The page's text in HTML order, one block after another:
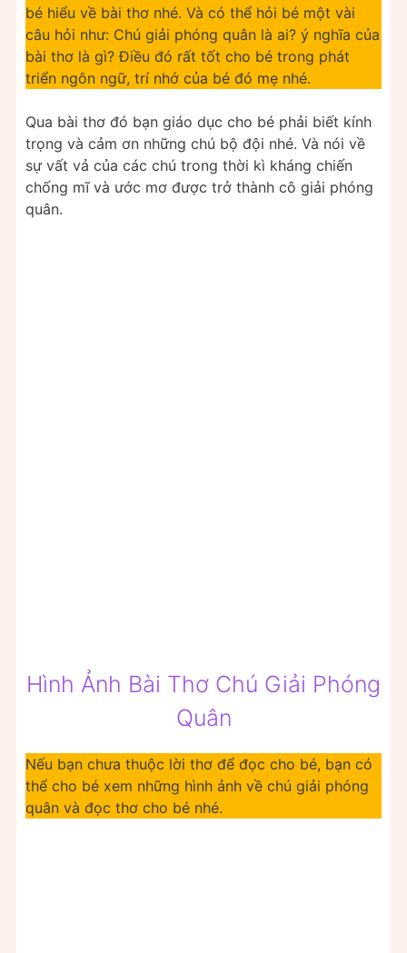
bé hiểu về bài thơ nhé. Và có thể hỏi bé một vài
câu hỏi như: Chú giải phóng quân là ai? ý nghĩa của
bài thơ là gì? Điều đó rất tốt cho bé trong phát
triển ngôn ngữ, trí nhớ của bé đó mẹ nhé.
Qua bài thơ đó bạn giáo dục cho bé phải biết kính
trọng và cảm ơn những chú bộ đội nhé. Và nói về
sự vất vả của các chú trong thời kì kháng chiến
chống mĩ và ước mơ được trở thành cô giải phóng
quân.
Hình Ảnh Bài Thơ Chú Giải Phóng
Quân
Nếu bạn chưa thuộc lời thơ để đọc cho bé, bạn có
thể cho bé xem những hình ảnh về chú giải phóng
quân và đọc thơ cho bé nhé.